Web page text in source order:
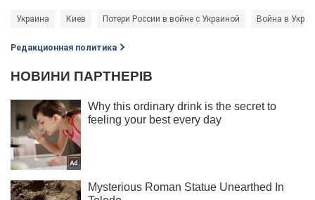
Украина Киев Потери России в войне с Украиной Война в
Редакционная политика